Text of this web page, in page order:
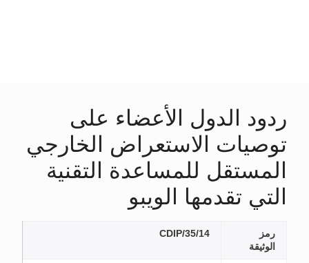
ردود الدول الأعضاء على
توصيات الاستعراض الخارجي
المستقل للمساعدة التقنية
التي تقدمها الويبو
رمز
الوثيقة
CDIP/35/14